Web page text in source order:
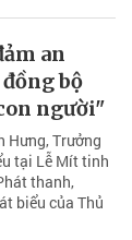
an
bộ
người"
Hưng, Trưởng
tại Lễ Mít tinh
thanh,
biểu của Thủ